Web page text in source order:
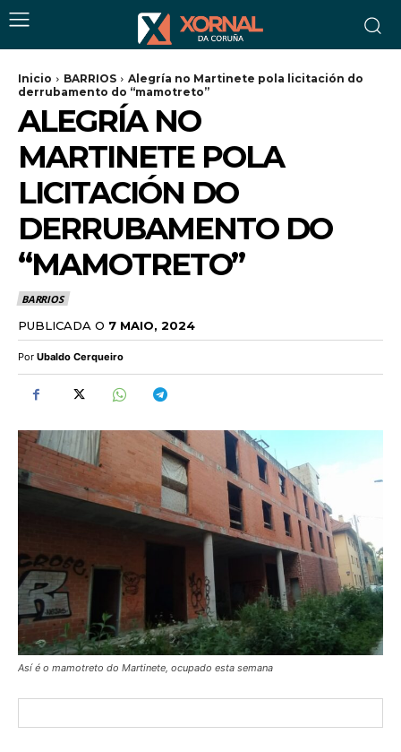
Inicio BARRIOS
Alegría no Martinete pola licitación do
derrubamento do “mamotreto”
ALEGRÍA NO
MARTINETE POLA
LICITACIÓN DO
DERRUBAMENTO DO
“MAMOTRETO”
BARRIOS
PUBLICADA O 7 MAIO, 2024
Por Ubaldo Cerqueiro
Así é o mamotreto do Martinete, ocupado esta semana